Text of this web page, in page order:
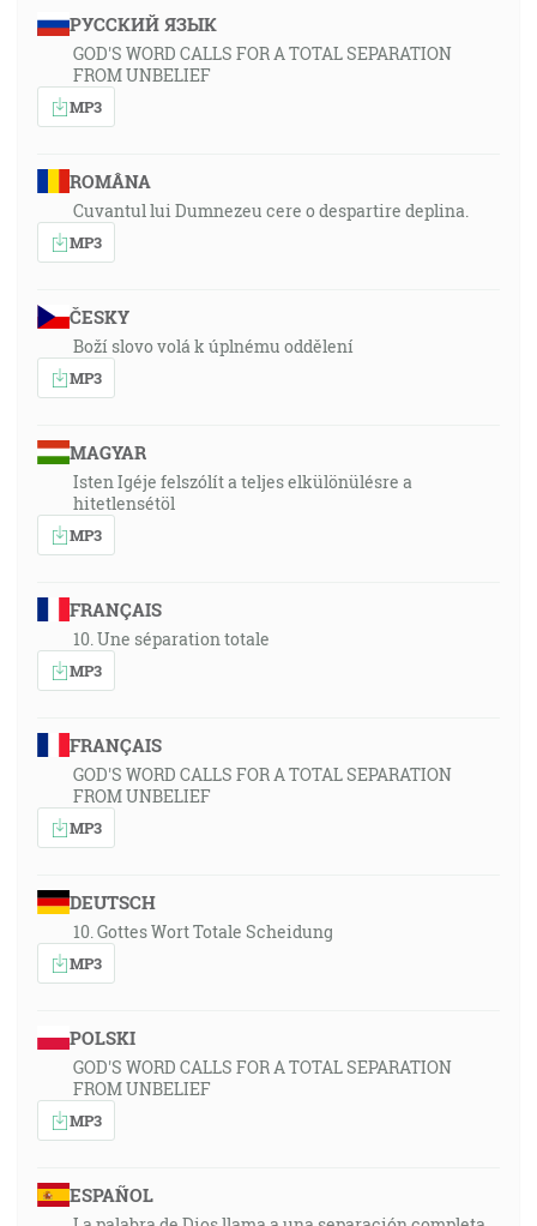
РУССКИЙ ЯЗЫК
GOD'S WORD CALLS FOR A TOTAL SEPARATION
FROM UNBELIEF
MP3
ROMÂNA
Cuvantul lui Dumnezeu cere o despartire deplina.
MP3
ČESKY
Boží slovo volá k úplnému oddělení
MP3
MAGYAR
Isten Igéje felszólít a teljes elkülönülésre a
hitetlensétöl
MP3
FRANÇAIS
10. Une séparation totale
MP3
FRANÇAIS
GOD'S WORD CALLS FOR A TOTAL SEPARATION
FROM UNBELIEF
MP3
DEUTSCH
10. Gottes Wort Totale Scheidung
MP3
POLSKI
GOD'S WORD CALLS FOR A TOTAL SEPARATION
FROM UNBELIEF
MP3
ESPAÑOL